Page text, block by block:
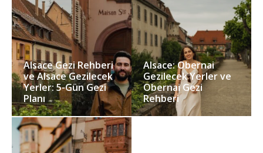
Alsace Gezi Rehberi
ve Alsace Gezilecek
Yerler: 5-Gün Gezi
Planı
Alsace: Obernai
Gezilecek Yerler ve
Obernai Gezi
Rehberi